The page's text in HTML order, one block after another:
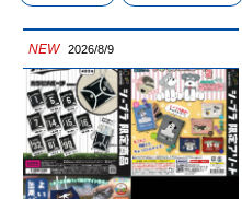
NEW 2026/8/9